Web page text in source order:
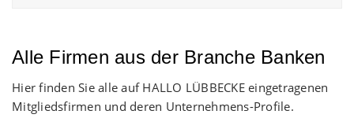
Alle Firmen aus der Branche Banken
Hier finden Sie alle auf HALLO LÜBBECKE eingetragenen
Mitgliedsfirmen und deren Unternehmens-Profile.